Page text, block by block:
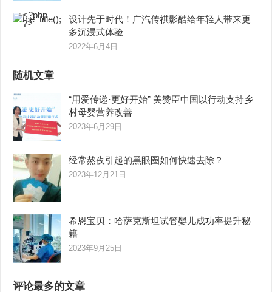
设计先于时代！广汽传祺影酷给年轻人带来更
多沉浸式体验
2022年6月4日
随机文章
“用爱传递·更好开始” 美赞臣中国以行动支持乡
村母婴营养改善
2023年6月29日
经常熬夜引起的黑眼圈如何快速去除？
2023年12月21日
希恩宝贝：哈萨克斯坦试管婴儿成功率提升秘
籍
2023年9月25日
评论最多的文章